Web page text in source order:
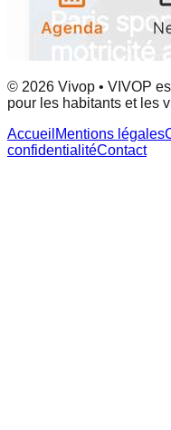
© 2026 Vivop • VIVOP
pour les habitants et les
Accueil Mentions légales
confidentialitéContact